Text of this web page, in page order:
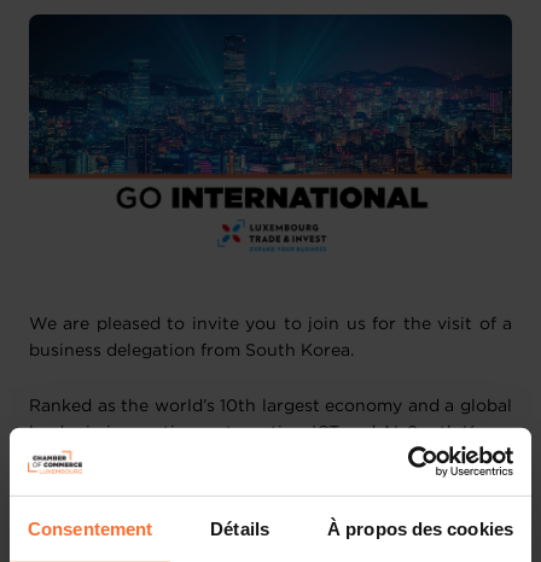
Consentement Détails À propos des cookies
We are pleased to invite you to join us for the visit of a
business delegation from South Korea.
Ranked as the world’s 10th largest economy and a global
leader in innovation, automotive, ICT and AI, South Korea
offers strong synergies with Luxembourg’s forward-
some of South Korea’s most dynamic players in these